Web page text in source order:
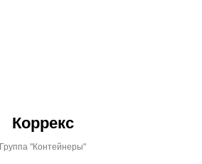
Коррекс
Группа "Контейнеры"